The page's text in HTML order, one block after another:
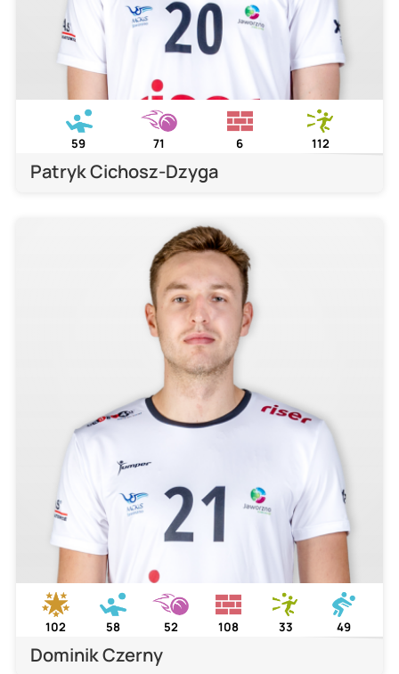
59 71 6 112
Patryk Cichosz-Dzyga
102 58 52 108 33 49
Dominik Czerny